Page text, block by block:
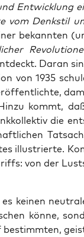
Ent­wick­lung
vom Denk­stil
bekann­ten
Dar­an
von 1935
kommt,
die
illus­trier­te.
von der
kei­nen
kön­ne,